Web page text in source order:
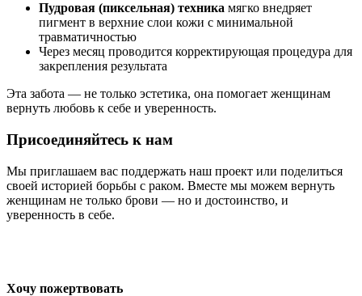
Пудровая (пиксельная) техника мягко внедряет
пигмент в верхние слои кожи с минимальной
травматичностью
Через месяц проводится корректирующая процедура для
закрепления результата
Эта забота — не только эстетика, она помогает женщинам
вернуть любовь к себе и уверенность.
Присоединяйтесь к нам
Мы приглашаем вас поддержать наш проект или поделиться
своей историей борьбы с раком. Вместе мы можем вернуть
женщинам не только брови — но и достоинство, и
уверенность в себе.
Хочу пожертвовать